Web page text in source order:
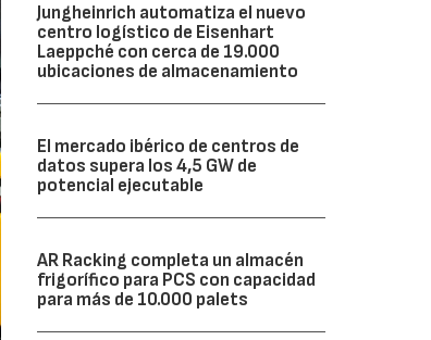
Jungheinrich automatiza el nuevo
centro logístico de Eisenhart
Laeppché con cerca de 19.000
ubicaciones de almacenamiento
El mercado ibérico de centros de
datos supera los 4,5 GW de
potencial ejecutable
AR Racking completa un almacén
frigorífico para PCS con capacidad
para más de 10.000 palets